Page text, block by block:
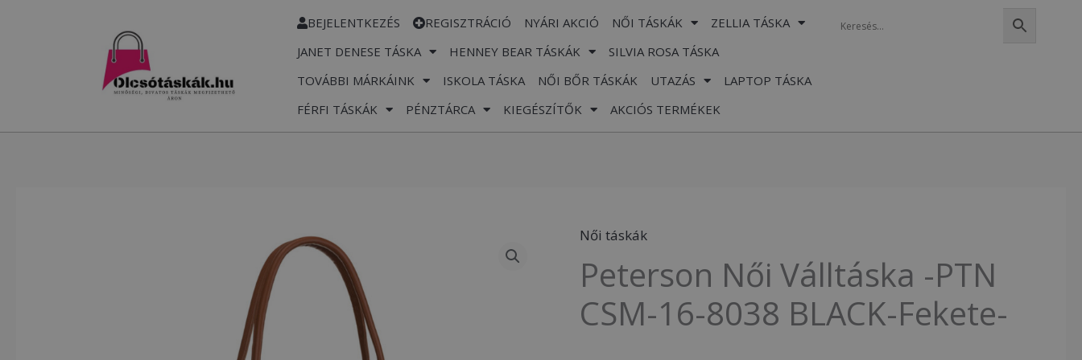
BEJELENTKEZÉS REGISZTRÁCIÓ NYÁRI AKCIÓ NŐI TÁSKÁK
ZELLIA TÁSKA
JANET DENESE TÁSKA
HENNEY BEAR TÁSKÁK
SILVIA ROSA TÁSKA
TOVÁBBI MÁRKÁINK
ISKOLA TÁSKA NŐI BŐR TÁSKÁK UTAZÁS
LAPTOP TÁSKA
FÉRFI TÁSKÁK
PÉNZTÁRCA KIEGÉSZÍTŐK AKCIÓS TERMÉKEK
Női táskák
Peterson Női Válltáska -PTN
CSM-16-8038 BLACK-Fekete-
Peterson
Női
Válltáska
-